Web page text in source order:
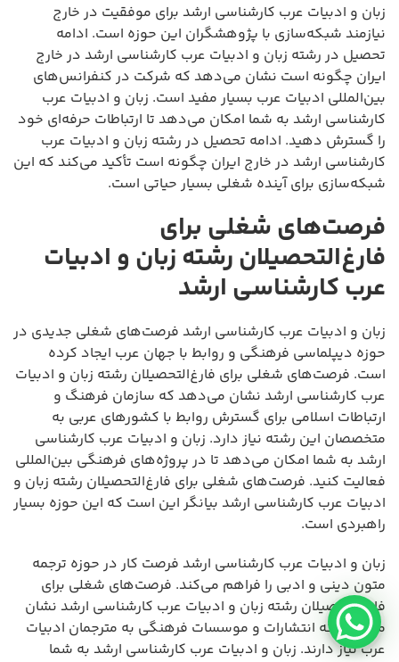
زبان و ادبیات عرب کارشناسی ارشد برای موفقیت در خارج
نیازمند شبکه‌سازی با پژوهشگران این حوزه است. ادامه
تحصیل در رشته زبان و ادبیات عرب کارشناسی ارشد در خارج
ایران چگونه است نشان می‌دهد که شرکت در کنفرانس‌های
بین‌المللی ادبیات عرب بسیار مفید است. زبان و ادبیات عرب
کارشناسی ارشد به شما امکان می‌دهد تا ارتباطات حرفه‌ای خود
را گسترش دهید. ادامه تحصیل در رشته زبان و ادبیات عرب
کارشناسی ارشد در خارج ایران چگونه است تأکید می‌کند که این
شبکه‌سازی برای آینده شغلی بسیار حیاتی است.
فرصت‌های شغلی برای
فارغ‌التحصیلان رشته زبان و ادبیات
عرب کارشناسی ارشد
زبان و ادبیات عرب کارشناسی ارشد فرصت‌های شغلی جدیدی در
حوزه دیپلماسی فرهنگی و روابط با جهان عرب ایجاد کرده
است. فرصت‌های شغلی برای فارغ‌التحصیلان رشته زبان و ادبیات
عرب کارشناسی ارشد نشان می‌دهد که سازمان فرهنگ و
ارتباطات اسلامی برای گسترش روابط با کشورهای عربی به
متخصصان این رشته نیاز دارد. زبان و ادبیات عرب کارشناسی
ارشد به شما امکان می‌دهد تا در پروژه‌های فرهنگی بین‌المللی
فعالیت کنید. فرصت‌های شغلی برای فارغ‌التحصیلان رشته زبان و
ادبیات عرب کارشناسی ارشد بیانگر این است که این حوزه بسیار
راهبردی است.
زبان و ادبیات عرب کارشناسی ارشد فرصت کار در حوزه ترجمه
متون دینی و ادبی را فراهم می‌کند. فرصت‌های شغلی برای
فارغ‌التحصیلان رشته زبان و ادبیات عرب کارشناسی ارشد نشان
می‌دهد که انتشارات و موسسات فرهنگی به مترجمان ادبیات
عرب نیاز دارند. زبان و ادبیات عرب کارشناسی ارشد به شما